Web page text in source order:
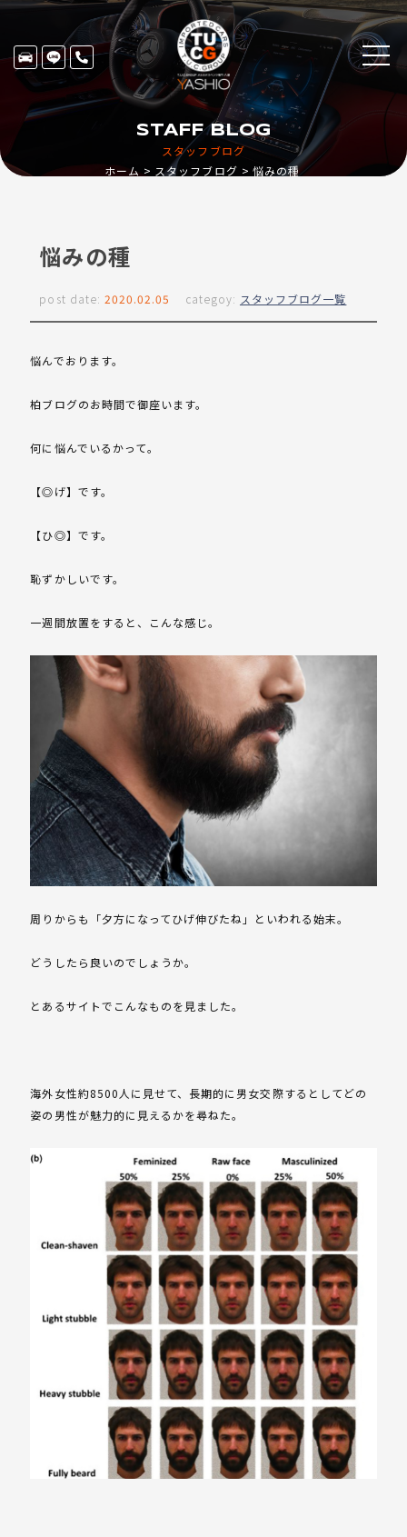
スタッフブログ
STAFF BLOG
ホーム スタッフブログ 悩みの種
悩みの種
post date: 2020.02.05 categoy: スタッフブログ一覧
悩んでおります。
柏ブログのお時間で御座います。
何に悩んでいるかって。
【◎げ】です。
【ひ◎】です。
恥ずかしいです。
一週間放置をすると、こんな感じ。
周りからも「夕方になってひげ伸びたね」といわれる始末。
どうしたら良いのでしょうか。
とあるサイトでこんなものを見ました。
海外女性約8500人に見せて、長期的に男女交際するとしてどの
姿の男性が魅力的に見えるかを尋ねた。